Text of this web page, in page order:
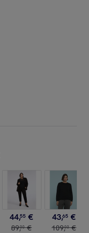
44,55 €
89,00 €
43,65 €
109,00 €